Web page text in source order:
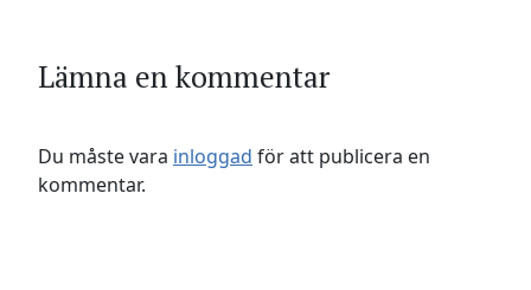
Lämna en kommentar
Du måste vara inloggad för att publicera en
kommentar.